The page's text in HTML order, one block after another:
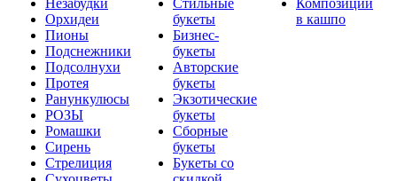
Незабудки
Орхидеи
Пионы
Подснежники
Подсолнухи
Протея
Ранункулюсы
РОЗЫ
Ромашки
Сирень
Стрелиция
Стильные
букеты
Бизнес-
букеты
Авторские
букеты
Экзотические
букеты
Сборные
букеты
Букеты со
Композиции
в кашпо